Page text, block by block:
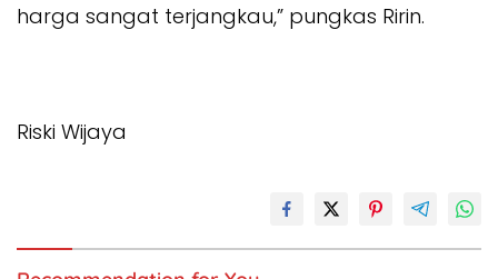
harga sangat terjangkau,” pungkas Ririn.
Riski Wijaya